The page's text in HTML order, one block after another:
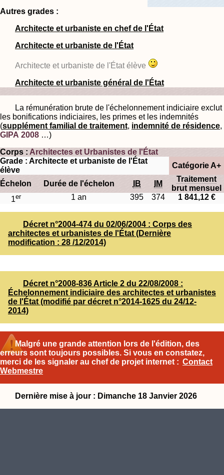
Autres grades :
Architecte et urbaniste en chef de l'État
Architecte et urbaniste de l'État
Architecte et urbaniste de l'État élève
Architecte et urbaniste général de l'État
La rémunération brute de l'échelonnement indiciaire exclut
les bonifications indiciaires, les primes et les indemnités
(supplément familial de traitement, indemnité de résidence,
GIPA 2008 …)
Corps : Architectes et Urbanistes de l'État
Grade : Architecte et urbaniste de l'État
élève
Catégorie A+
Échelon Durée de l'échelon IB IM
Traitement
brut mensuel
1er 1 an 395 374 1 841,12 €
Décret n°2004-474 du 02/06/2004 : Corps des
architectes et urbanistes de l'État (Dernière
modification : 28 /12/2014)
Décret n°2008-836 Article 2 du 22/08/2008 :
Échelonnement indiciaire des architectes et urbanistes
de l'État (modifié par décret n°2014-1625 du 24/12-
2014)
Malgré une grande attention lors de l'édition, des
erreurs sont toujours possibles. Si vous en constatez,
merci de les signaler au chef de projet internet : Contact
Webmestre
Dernière mise à jour : Dimanche 18 Janvier 2026